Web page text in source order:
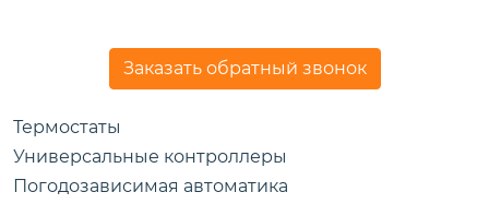
Заказать обратный звонок
Термостаты
Универсальные контроллеры
Погодозависимая автоматика